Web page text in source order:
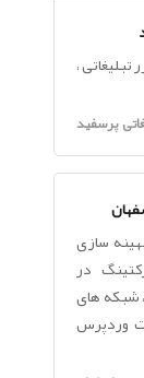
،
پرسفید
سازی
در
شبکه های
وردپرس